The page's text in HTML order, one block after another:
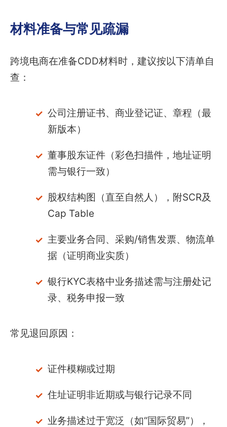
材料准备与常见疏漏
跨境电商在准备CDD材料时，建议按以下清单自
查：
公司注册证书、商业登记证、章程（最
新版本）
董事股东证件（彩色扫描件，地址证明
需与银行一致）
股权结构图（直至自然人），附SCR及
Cap Table
主要业务合同、采购/销售发票、物流单
据（证明商业实质）
银行KYC表格中业务描述需与注册处记
录、税务申报一致
常见退回原因：
证件模糊或过期
住址证明非近期或与银行记录不同
业务描述过于宽泛（如“国际贸易”），